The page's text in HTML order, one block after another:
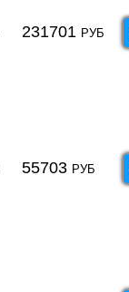
231701 РУБ
55703 РУБ